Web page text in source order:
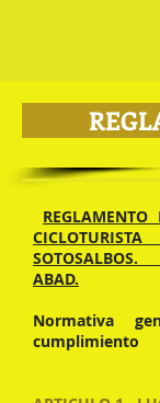
ABAD.
Normativa
cumplimiento